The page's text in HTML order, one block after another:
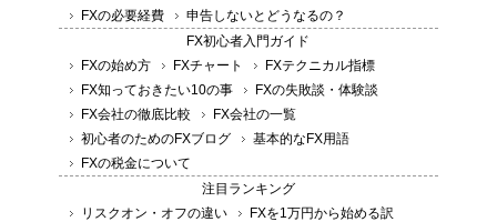
FXの必要経費
申告しないとどうなるの？
FX初心者入門ガイド
FXの始め方
FXチャート
FXテクニカル指標
FX知っておきたい10の事
FXの失敗談・体験談
FX会社の徹底比較
FX会社の一覧
初心者のためのFXブログ
基本的なFX用語
FXの税金について
注目ランキング
リスクオン・オフの違い
FXを1万円から始める訳